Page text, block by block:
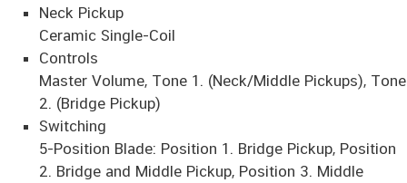
Neck Pickup
Ceramic Single-Coil
Controls
Master Volume, Tone 1. (Neck/Middle Pickups), Tone
2. (Bridge Pickup)
Switching
5-Position Blade: Position 1. Bridge Pickup, Position
2. Bridge and Middle Pickup, Position 3. Middle